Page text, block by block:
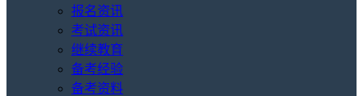
报名资讯
考试资讯
继续教育
备考经验
备考资料